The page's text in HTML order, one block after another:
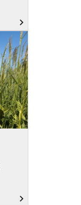
navigate_next
navigate_next